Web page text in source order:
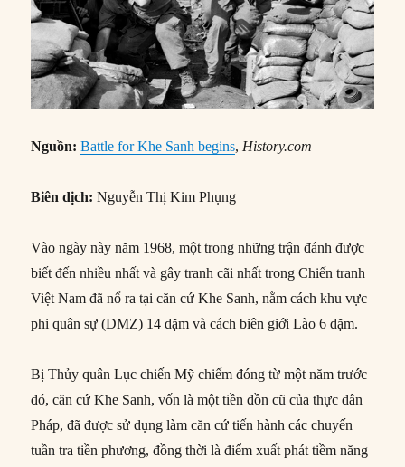
Nguồn: Battle for Khe Sanh begins,History.com
Biên dịch: Nguyễn Thị Kim Phụng
Vào ngày này năm 1968, một trong những trận đánh được
biết đến nhiều nhất và gây tranh cãi nhất trong Chiến tranh
Việt Nam đã nổ ra tại căn cứ Khe Sanh, nằm cách khu vực
phi quân sự (DMZ) 14 dặm và cách biên giới Lào 6 dặm.
Bị Thủy quân Lục chiến Mỹ chiếm đóng từ một năm trước
đó, căn cứ Khe Sanh, vốn là một tiền đồn cũ của thực dân
Pháp, đã được sử dụng làm căn cứ tiến hành các chuyến
tuần tra tiền phương, đồng thời là điểm xuất phát tiềm năng